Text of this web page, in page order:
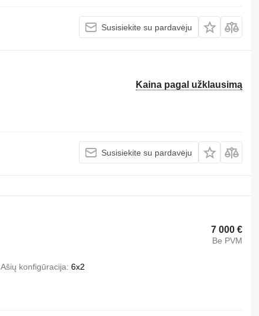
Susisiekite su pardavėju
Kaina pagal užklausimą
Susisiekite su pardavėju
7 000 €
Be PVM
Ašių konfigūracija 6x2